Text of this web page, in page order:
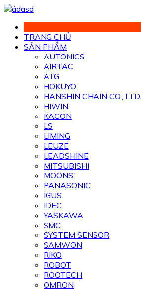
Chuyển
phần
dung
TRANG CHỦ
SẢN PHẨM
AUTONICS
AIRTAC
ATG
HOKUYO
HANSHIN CHAIN CO., LTD.
HIWIN
KACON
LS
LIMING
LEUZE
LEADSHINE
MITSUBISHI
MOONS’
PANASONIC
IGUS
IDEC
YASKAWA
SMC
SYSTEM SENSOR
SAMWON
RIKO
ROBOT
ROOTECH
OMRON